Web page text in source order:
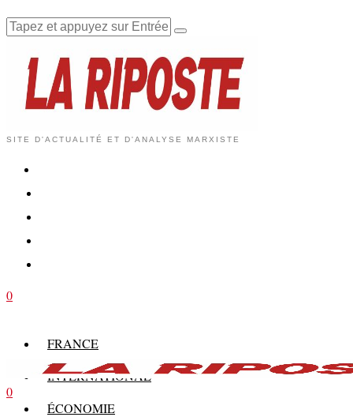
SITE D'ACTUALITÉ ET D'ANALYSE MARXISTE
0
FRANCE
INTERNATIONAL
ÉCONOMIE
0